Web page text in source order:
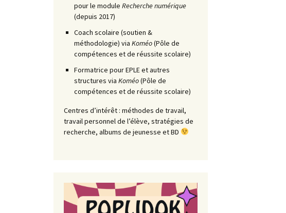
pour le module Recherche numérique
(depuis 2017)
Coach scolaire (soutien &
méthodologie) via Koméo(Pôle de
compétences et de réussite scolaire)
Formatrice pour EPLE et autres
structures via Koméo(Pôle de
compétences et de réussite scolaire)
Centres d’intérêt : méthodes de travail,
travail personnel de l’élève, stratégies de
recherche, albums de jeunesse et BD